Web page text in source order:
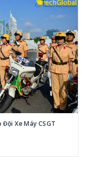
Xe Máy CSGT